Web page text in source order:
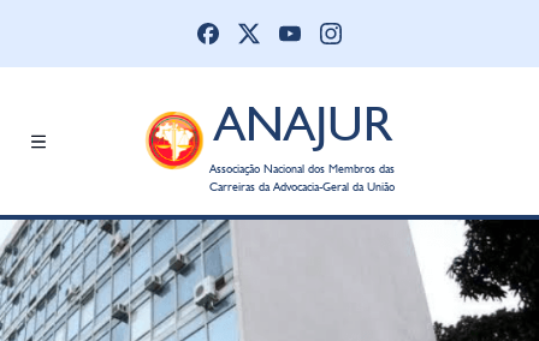
ANAJUR
Associação Nacional dos Membros das
Carreiras da Advocacia-Geral da União